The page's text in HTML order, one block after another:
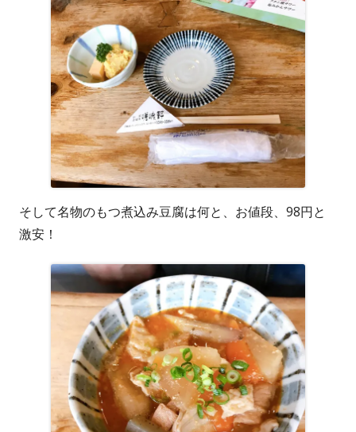
そして名物のもつ煮込み豆腐は何と、お値段、98円と
激安！